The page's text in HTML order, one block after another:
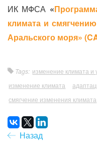
ИК МФСА «
климата и
Аральского моря» (
Tags: изменение климата и
изменение климата
смягчение изменения климата
Назад